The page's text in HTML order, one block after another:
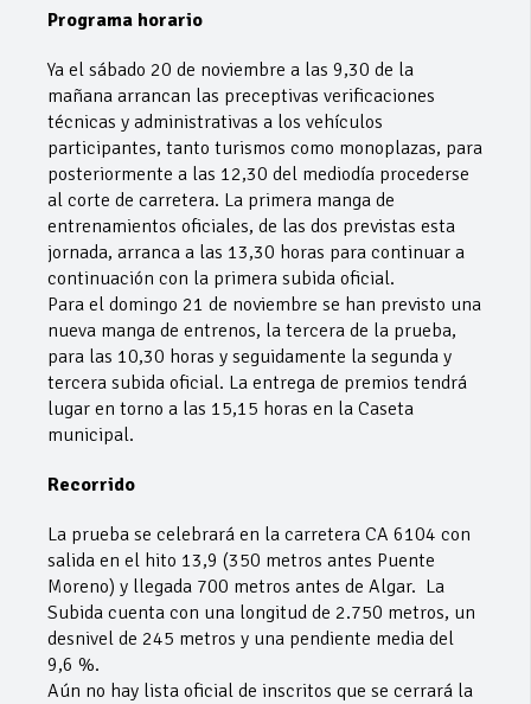
Programa horario
Ya el sábado 20 de noviembre a las 9,30 de la
mañana arrancan las preceptivas verificaciones
técnicas y administrativas a los vehículos
participantes, tanto turismos como monoplazas, para
posteriormente a las 12,30 del mediodía procederse
al corte de carretera. La primera manga de
entrenamientos oficiales, de las dos previstas esta
jornada, arranca a las 13,30 horas para continuar a
continuación con la primera subida oficial.
Para el domingo 21 de noviembre se han previsto una
nueva manga de entrenos, la tercera de la prueba,
para las 10,30 horas y seguidamente la segunda y
tercera subida oficial. La entrega de premios tendrá
lugar en torno a las 15,15 horas en la Caseta
municipal.
Recorrido
La prueba se celebrará en la carretera CA 6104 con
salida en el hito 13,9 (350 metros antes Puente
Moreno) y llegada 700 metros antes de Algar. La
Subida cuenta con una longitud de 2.750 metros, un
desnivel de 245 metros y una pendiente media del
9,6 %.
Aún no hay lista oficial de inscritos que se cerrará la